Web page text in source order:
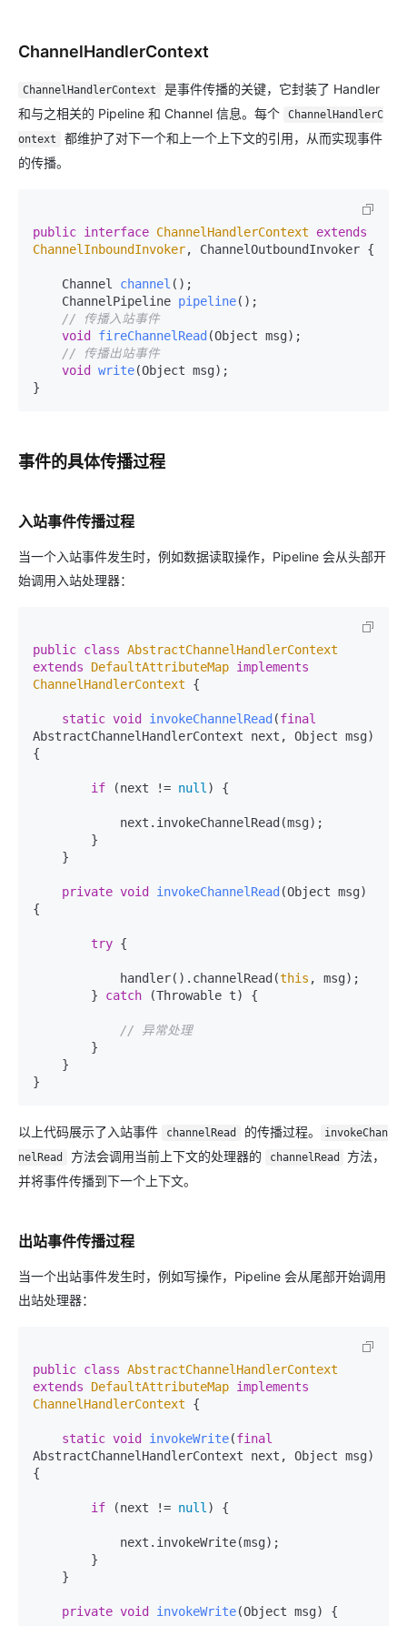
ChannelHandlerContext
ChannelHandlerContext
是事件传播的关键，它封装了 Handler
和与之相关的 Pipeline 和 Channel 信息。每个
ChannelHandlerC
ontext
都维护了对下一个和上一个上下文的引用，从而实现事件
的传播。
public interface ChannelHandlerContext
extends
ChannelInboundInvoker, ChannelOutboundInvoker {
    Channel
channel () ;
    ChannelPipeline
pipeline() ;
// 传播入站事件
void
fireChannelRead (Object msg) ;
// 传播出站事件
void
write(Object msg) ;
事件的具体传播过程
入站事件传播过程
当一个入站事件发生时，例如数据读取操作，Pipeline 会从头部开
始调用入站处理器：
public class AbstractChannelHandlerContext
extends
DefaultAttributeMap implements
ChannelHandlerContext {
static void invokeChannelRead (final
AbstractChannelHandlerContext next, Object msg)
{
if (next != null ) {
private void invokeChannelRead (Object msg)
{
try {
            handler().channelRead(
this , msg);
        }
catch (Throwable t) {
// 异常处理
以上代码展示了入站事件 channelRead 的传播过程。
invokeChan
nelRead
方法会调用当前上下文的处理器的 channelRead
方法，
并将事件传播到下一个上下文。
出站事件传播过程
当一个出站事件发生时，例如写操作，Pipeline 会从尾部开始调用
出站处理器：
public class AbstractChannelHandlerContext
extends
DefaultAttributeMap implements
ChannelHandlerContext {
static void invokeWrite(final
AbstractChannelHandlerContext next, Object msg)
{
if (next != null ) {
private void invokeWrite(Object msg) {